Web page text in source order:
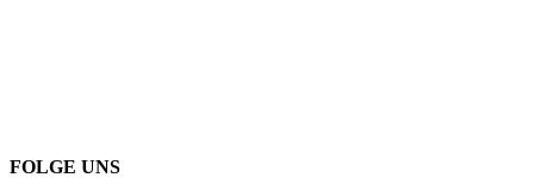
FOLGE UNS